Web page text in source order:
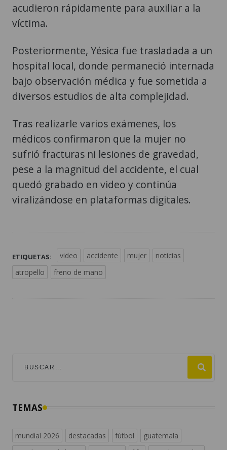
acudieron rápidamente para auxiliar a la
víctima.
Posteriormente, Yésica fue trasladada a un
hospital local, donde permaneció internada
bajo observación médica y fue sometida a
diversos estudios de alta complejidad.
Tras realizarle varios exámenes, los
médicos confirmaron que la mujer no
sufrió fracturas ni lesiones de gravedad,
pese a la magnitud del accidente, el cual
quedó grabado en video y continúa
viralizándose en plataformas digitales.
ETIQUETAS: video accidente mujer
noticias
atropello
freno de mano
TEMAS
mundial 2026 destacadas fútbol
guatemala